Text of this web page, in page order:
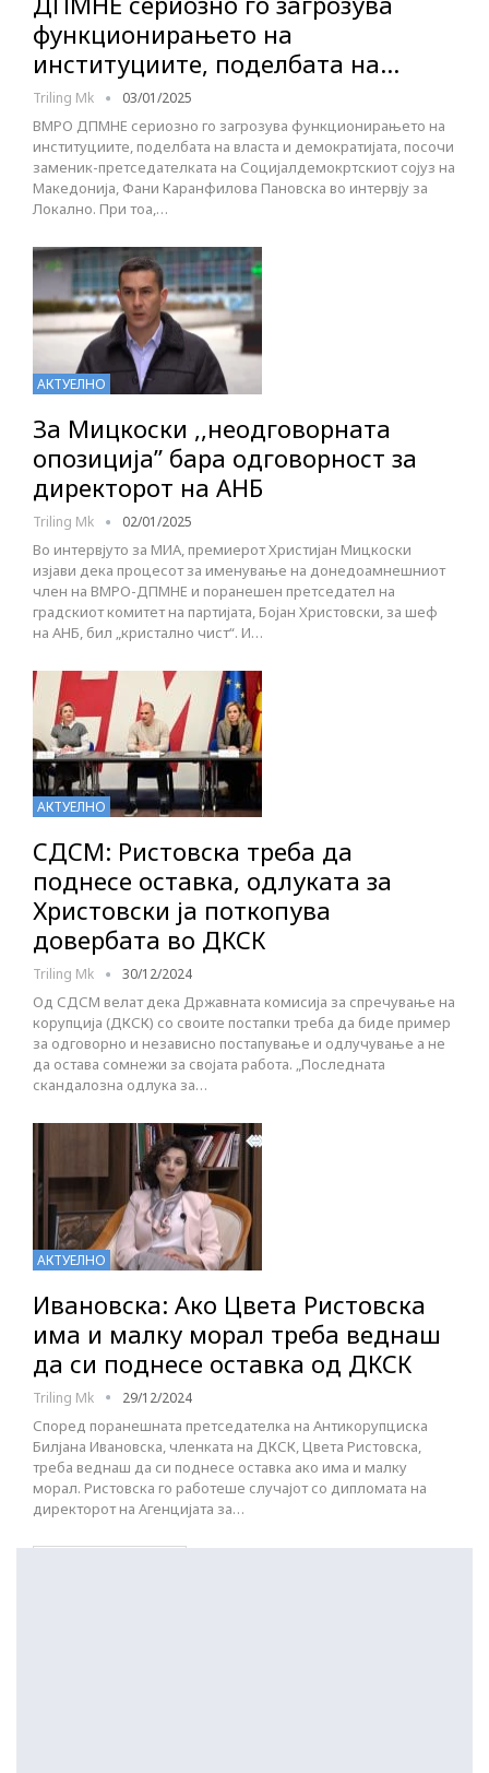
функционирањето на
институциите, поделбата на…
Triling Mk 03/01/2025
ВМРО ДПМНЕ сериозно го загрозува функционирањето на
институциите, поделбата на власта и демократијата, посочи
заменик-претседателката на Социјалдемокртскиот сојуз на
Македонија, Фани Каранфилова Пановска во интервју за
Локално. При тоа,…
АКТУЕЛНО
За Мицкоски ,,неодговорната
опозиција” бара одговорност за
директорот на АНБ
Triling Mk 02/01/2025
Во интервјуто за МИА, премиерот Христијан Мицкоски
изјави дека процесот за именување на донедоамнешниот
член на ВМРО-ДПМНЕ и поранешен претседател на
градскиот комитет на партијата, Бојан Христовски, за шеф
на АНБ, бил „кристално чист“. И…
АКТУЕЛНО
СДСМ: Ристовска треба да
поднесе оставка, одлуката за
Христовски ја поткопува
довербата во ДКСК
Triling Mk 30/12/2024
Од СДСМ велат дека Државната комисија за спречување на
корупција (ДКСК) со своите постапки треба да биде пример
за одговорно и независно постапување и одлучување а не
да остава сомнежи за својата работа. „Последната
скандалозна одлука за…
АКТУЕЛНО
Ивановска: Ако Цвета Ристовска
има и малку морал треба веднаш
да си поднесе оставка од ДКСК
Triling Mk 29/12/2024
Според поранешната претседателка на Антикорупциска
Билјана Ивановска, членката на ДКСК, Цвета Ристовска,
треба веднаш да си поднесе оставка ако има и малку
морал. Ристовска го работеше случајот со дипломата на
директорот на Агенцијата за…